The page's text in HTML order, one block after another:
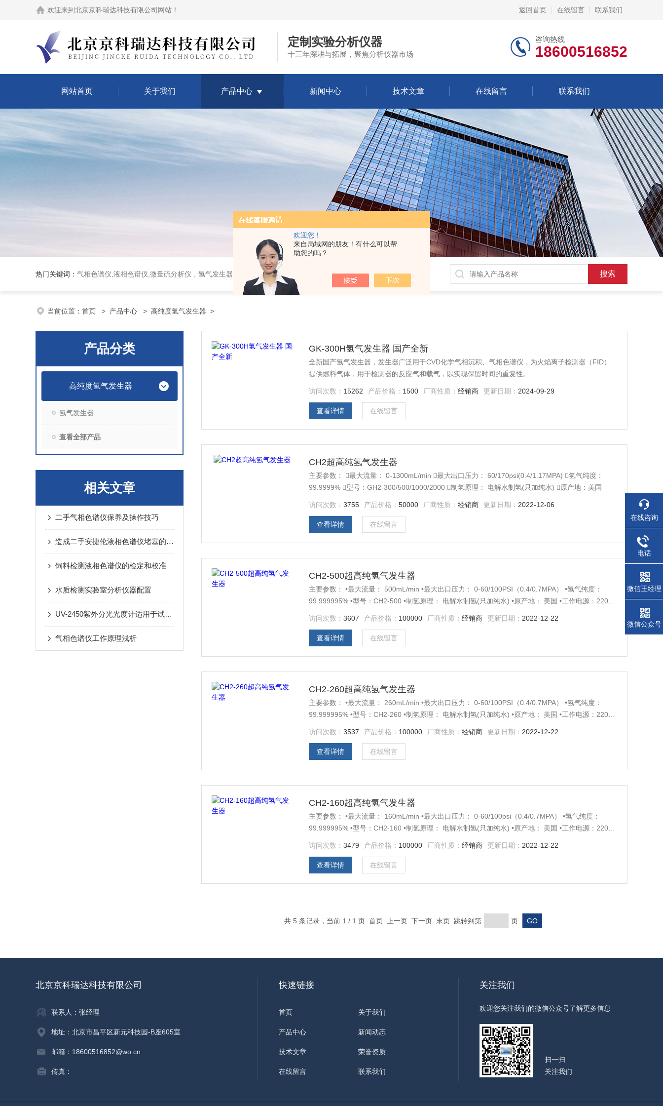
欢迎您！
来自局域网的朋友！有什么可以帮
助您的吗？
欢迎来到 北京京科瑞达科技有限公司网站 ！ 返回首页 在线留言 联系我们
定制实验分析仪器
十三年深耕与拓展，聚焦分析仪器市场
咨询热线
18600516852
网站首页 关于我们 产品中心 新闻中心 技术文章 在线留言 联系我们
热门关键词： 气相色谱仪,液相色谱仪,微量硫分析仪，氢气发生器，氮气发生器，空气发生器，色谱耗件（N2000色谱工作站，色谱柱、阀件、进样器、色谱担体），顶空进样器，热解析仪，紫外分光光度计，原子吸收分光光度计，傅立叶红外光谱仪，分析天平等常规实验室产品。
当前位置： 首页 > 产品中心 > 高纯度氢气发生器 >
产品分类
高纯度氢气发生器
氢气发生器
查看全部产品
相关文章
二手气相色谱仪保养及操作技巧
造成二手安捷伦液相色谱仪堵塞的原因有哪些
饲料检测液相色谱仪的检定和校准
水质检测实验室分析仪器配置
UV-2450紫外分光光度计适用于试样的多组分测量
气相色谱仪工作原理浅析
GK-300H氢气发生器 国产全新
全新国产氢气发生器，发生器广泛用于CVD化学气相沉积、气相色谱仪，为火焰离子检测器（FID）
提供燃料气体，用于检测器的反应气和载气，以实现保留时间的重复性。
访问次数： 15262 产品价格： 1500 厂商性质：经销商 更新日期： 2024-09-29
查看详情 在线留言
CH2超高纯氢气发生器
主要参数： 最大流量： 0-1300mL/min 最大出口压力： 60/170psi(0.4/1.17MPA) 氢气纯度：
99.9999% 型号：GH2-300/500/1000/2000 制氢原理： 电解水制氢(只加纯水) 原产地：美国
访问次数：3755 产品价格：50000 厂商性质：经销商 更新日期： 2022-12-06
查看详情 在线留言
CH2-500超高纯氢气发生器
主要参数： •最大流量： 500mL/min •最大出口压力： 0-60/100PSI（0.4/0.7MPA） •氢气纯度：
99.999995% •型号：CH2-500 •制氢原理： 电解水制氢(只加纯水) •原产地： 美国 •工作电源：220V
访问次数：3607 产品价格： 100000 厂商性质：经销商 更新日期： 2022-12-22
查看详情 在线留言
CH2-260超高纯氢气发生器
主要参数： •最大流量： 260mL/min •最大出口压力： 0-60/100PSI（0.4/0.7MPA） •氢气纯度：
99.999995% •型号：CH2-260 •制氢原理： 电解水制氢(只加纯水) •原产地： 美国 •工作电源：220V
访问次数：3537 产品价格： 100000 厂商性质：经销商 更新日期： 2022-12-22
查看详情 在线留言
CH2-160超高纯氢气发生器
主要参数： •最大流量： 160mL/min •最大出口压力： 0-60/100psi（0.4/0.7MPA） •氢气纯度：
99.999995% •型号：CH2-160 •制氢原理： 电解水制氢(只加纯水) •原产地： 美国 •工作电源：220V
访问次数：3479 产品价格： 100000 厂商性质：经销商 更新日期： 2022-12-22
查看详情 在线留言
共 5 条记录，当前 1 / 1 页 首页 上一页 下一页 末页 跳转到第 页
北京京科瑞达科技有限公司
联系人：张经理
地址：北京市昌平区新元科技园-B座605室
邮箱：18600516852@wo.cn
传真：
快速链接
首页 关于我们
产品中心 新闻动态
技术文章 荣誉资质
在线留言 联系我们
关注我们
欢迎您关注我们的微信公众号了解更多信息
扫一扫
关注我们
在线咨询
电话
微信王经理
微信公众号